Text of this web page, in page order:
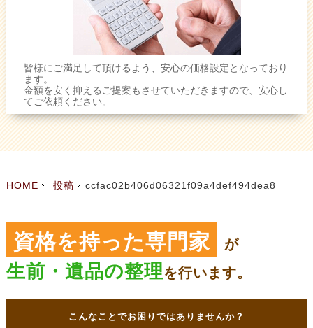
皆様にご満足して頂けるよう、安心の価格設定となっており
ます。
金額を安く抑えるご提案もさせていただきますので、安心し
てご依頼ください。
HOME 投稿 ccfac02b406d06321f09a4def494dea8
資格を持った専門家 が
生前・遺品の整理を行います。
こんなことでお困りではありませんか？